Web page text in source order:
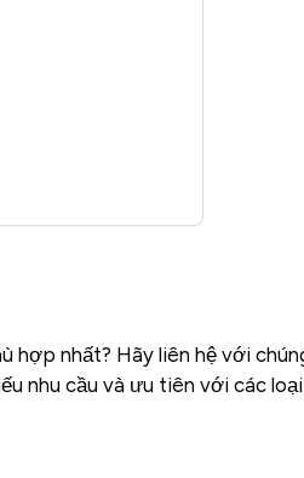
hợp nhất? Hãy liên hệ với
nhu cầu và ưu tiên với các